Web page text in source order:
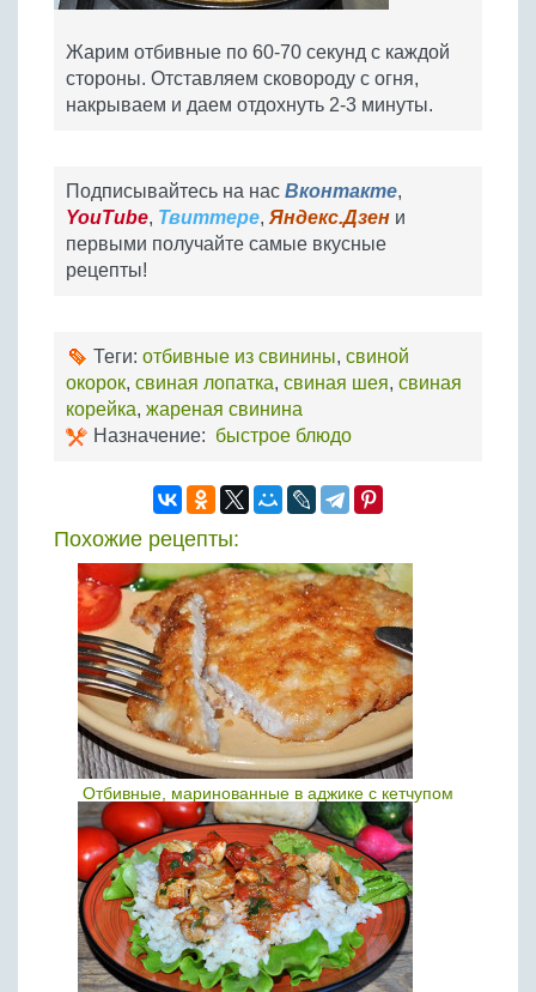
Жарим отбивные по 60-70 секунд с каждой
стороны. Отставляем сковороду с огня,
накрываем и даем отдохнуть 2-3 минуты.
Подписывайтесь на нас Вконтакте,
YouTube, Твиттере, Яндекс.Дзен и
первыми получайте самые вкусные
рецепты!
Теги: отбивные из свинины, свиной
окорок, свиная лопатка, свиная шея, свиная
корейка, жареная свинина
Назначение: быстрое блюдо
Похожие рецепты:
Отбивные, маринованные в аджике с кетчупом